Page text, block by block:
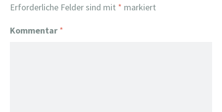
Erforderliche Felder sind mit * markiert
Kommentar *